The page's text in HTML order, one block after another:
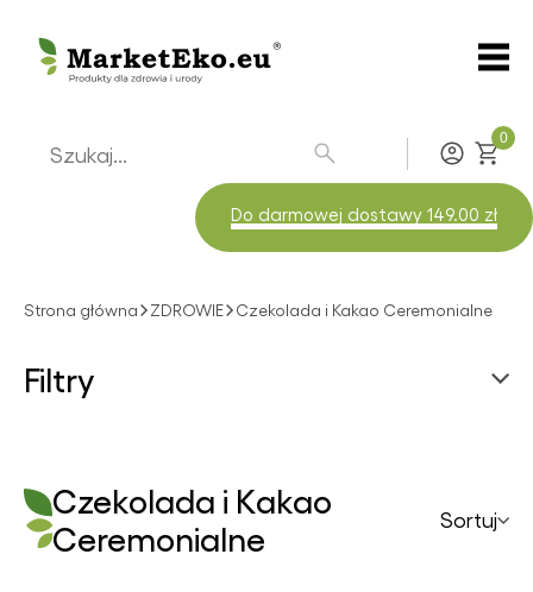
Zaloguj
0
Do darmowej dostawy 149.00 zł
Strona główna ZDROWIE Czekolada i Kakao Ceremonialne
Filtry
Manufaktura Prawdziwego Kakao
Czekolada i Kakao Ceremonialne
Czekolada i Kakao
Ceremonialne
Sortuj